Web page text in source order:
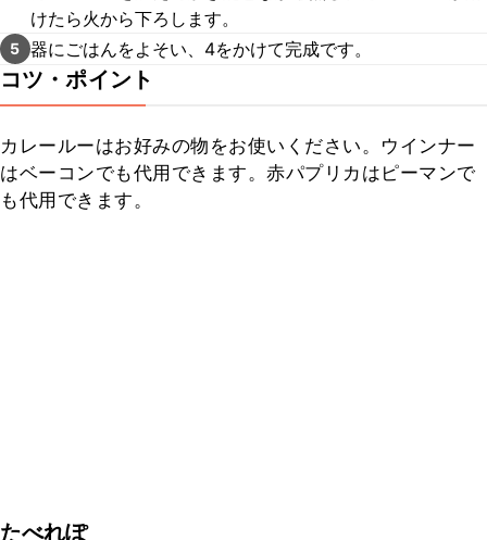
けたら火から下ろします。
5 器にごはんをよそい、4をかけて完成です。
コツ・ポイント
カレールーはお好みの物をお使いください。ウインナー
はベーコンでも代用できます。赤パプリカはピーマンで
も代用できます。
たべれぽ